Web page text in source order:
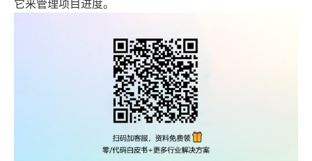
它来管理项目进度。